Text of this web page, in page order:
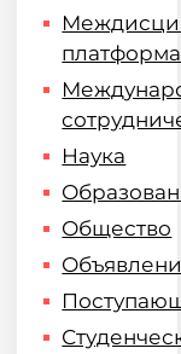
платформа
Наука
Общество